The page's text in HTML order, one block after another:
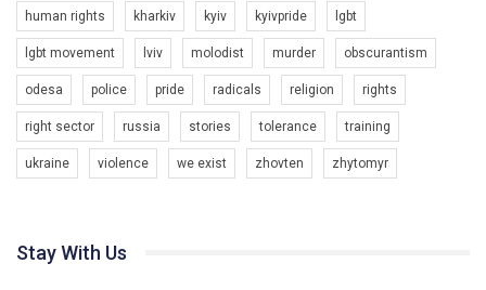
Зупинимо насильство проти ЛГБТ в Україні! Stop violence against LGBT in Ukraine!
6/30/2017
Емоційний та вражаючий промо-ролік на конкурс PACT, який
представляє програму "Гей-альянс Україна" з протидії
насильству проти ЛГБТ в Україні.
Якщо ти хочеш підтримати нас - просто натисни "лайк" під
1.9K Просмотров • 226 Нравится 5 Комментариев
human rights kharkiv kyiv kyivpride lgbt
lgbt movement lviv molodist murder obscurantism
odesa police pride radicals religion rights
right sector russia stories tolerance training
ukraine violence we exist zhovten zhytomyr
Stay With Us